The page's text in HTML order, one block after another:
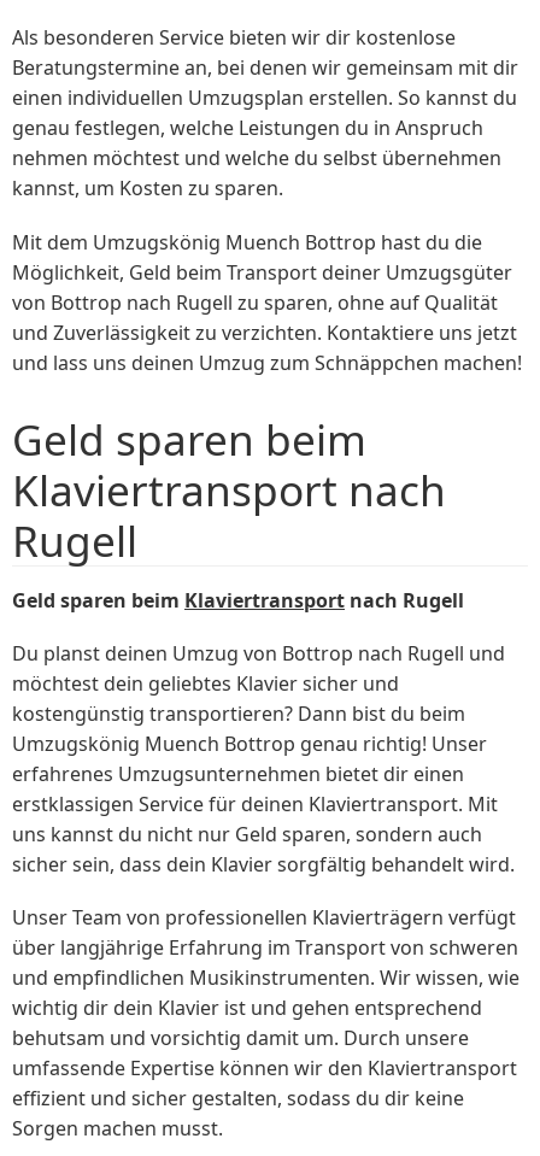
Als besonderen Service bieten wir dir kostenlose
Beratungstermine an, bei denen wir gemeinsam mit dir
einen individuellen Umzugsplan erstellen. So kannst du
genau festlegen, welche Leistungen du in Anspruch
nehmen möchtest und welche du selbst übernehmen
kannst, um Kosten zu sparen.
Mit dem Umzugskönig Muench Bottrop hast du die
Möglichkeit, Geld beim Transport deiner Umzugsgüter
von Bottrop nach Rugell zu sparen, ohne auf Qualität
und Zuverlässigkeit zu verzichten. Kontaktiere uns jetzt
und lass uns deinen Umzug zum Schnäppchen machen!
Geld sparen beim
Klaviertransport nach
Rugell
Geld sparen beim Klaviertransport nach Rugell
Du planst deinen Umzug von Bottrop nach Rugell und
möchtest dein geliebtes Klavier sicher und
kostengünstig transportieren? Dann bist du beim
Umzugskönig Muench Bottrop genau richtig! Unser
erfahrenes Umzugsunternehmen bietet dir einen
erstklassigen Service für deinen Klaviertransport. Mit
uns kannst du nicht nur Geld sparen, sondern auch
sicher sein, dass dein Klavier sorgfältig behandelt wird.
Unser Team von professionellen Klavierträgern verfügt
über langjährige Erfahrung im Transport von schweren
und empfindlichen Musikinstrumenten. Wir wissen, wie
wichtig dir dein Klavier ist und gehen entsprechend
behutsam und vorsichtig damit um. Durch unsere
umfassende Expertise können wir den Klaviertransport
effizient und sicher gestalten, sodass du dir keine
Sorgen machen musst.